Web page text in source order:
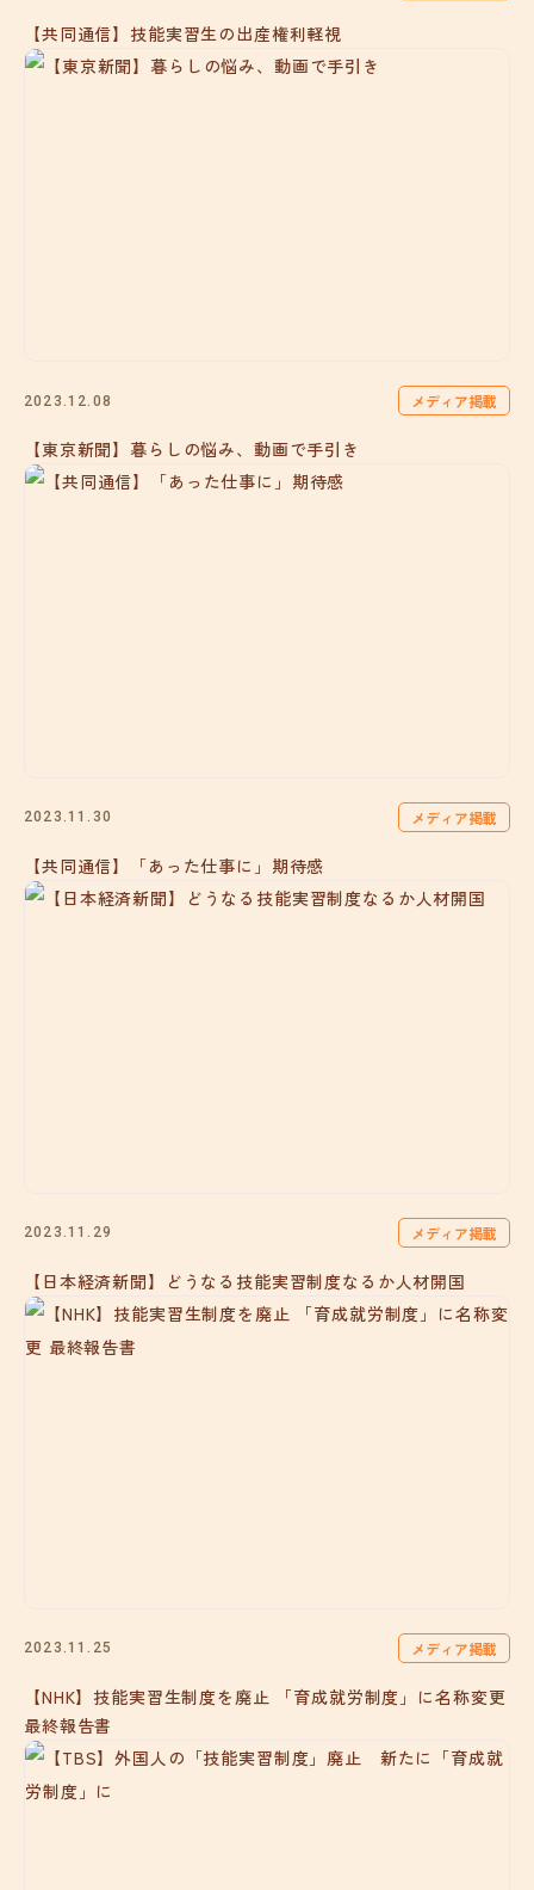
【共同通信】技能実習生の出産権利軽視
2023.12.08 メディア掲載
【東京新聞】暮らしの悩み、動画で手引き
2023.11.30 メディア掲載
【共同通信】「あった仕事に」期待感
2023.11.29 メディア掲載
【日本経済新聞】どうなる技能実習制度なるか人材開国
2023.11.25 メディア掲載
【NHK】技能実習生制度を廃止 「育成就労制度」に名称変更
最終報告書